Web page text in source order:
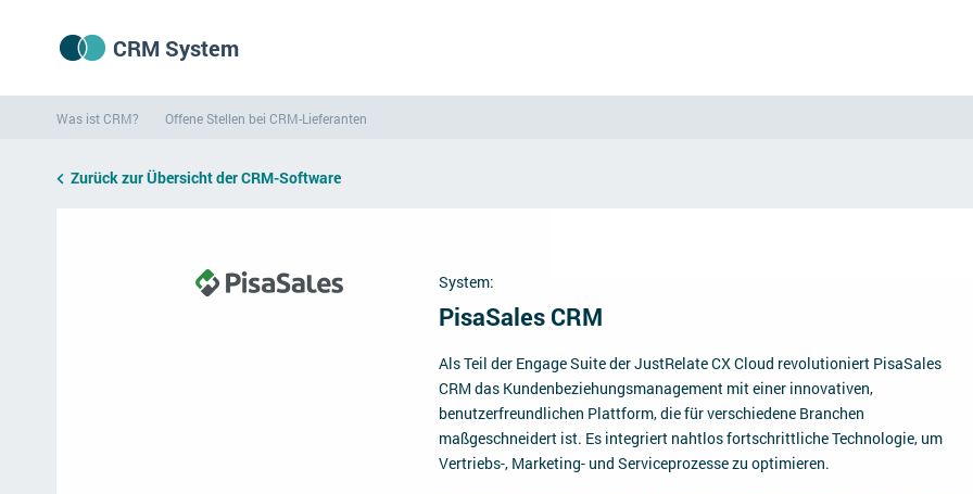
CRM System
Was ist CRM? Offene Stellen bei CRM-Lieferanten
Zurück zur Übersicht der CRM-Software
System:
PisaSales CRM
Als Teil der Engage Suite der JustRelate CX Cloud revolutioniert PisaSales
CRM das Kundenbeziehungsmanagement mit einer innovativen,
benutzerfreundlichen Plattform, die für verschiedene Branchen
maßgeschneidert ist. Es integriert nahtlos fortschrittliche Technologie, um
Vertriebs-, Marketing- und Serviceprozesse zu optimieren.